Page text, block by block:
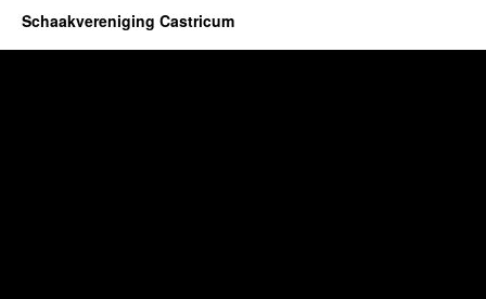
Schaakvereniging Castricum